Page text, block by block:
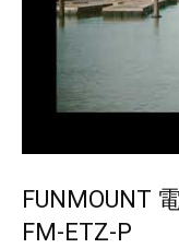
FUNMOUNT
FM-ETZ-P